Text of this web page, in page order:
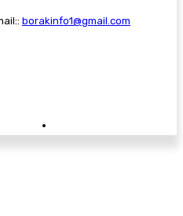
borakinfo1@gmail.com